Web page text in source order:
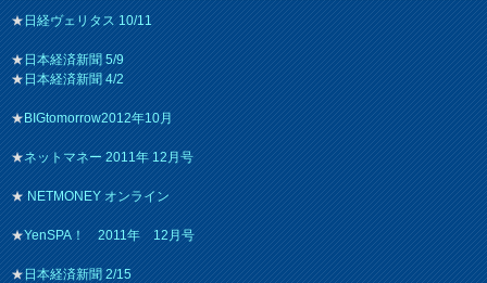
★日経ヴェリタス 10/11
★日本経済新聞 5/9
★日本経済新聞 4/2
★BIGtomorrow2012年10月
★ネットマネー 2011年 12月号
★NETMONEY オンライン
★YenSPA！ 2011年 12月号
★日本経済新聞 2/15